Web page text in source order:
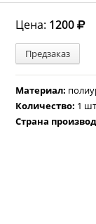
Цена: 1200
Предзаказ
Материал:
Количество: 1
Страна